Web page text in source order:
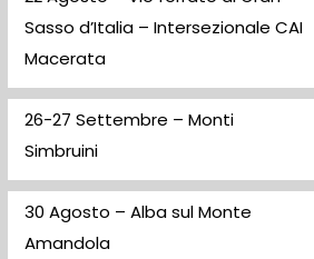
Sasso d’Italia – Intersezionale CAI
Macerata
26-27 Settembre – Monti
Simbruini
30 Agosto – Alba sul Monte
Amandola